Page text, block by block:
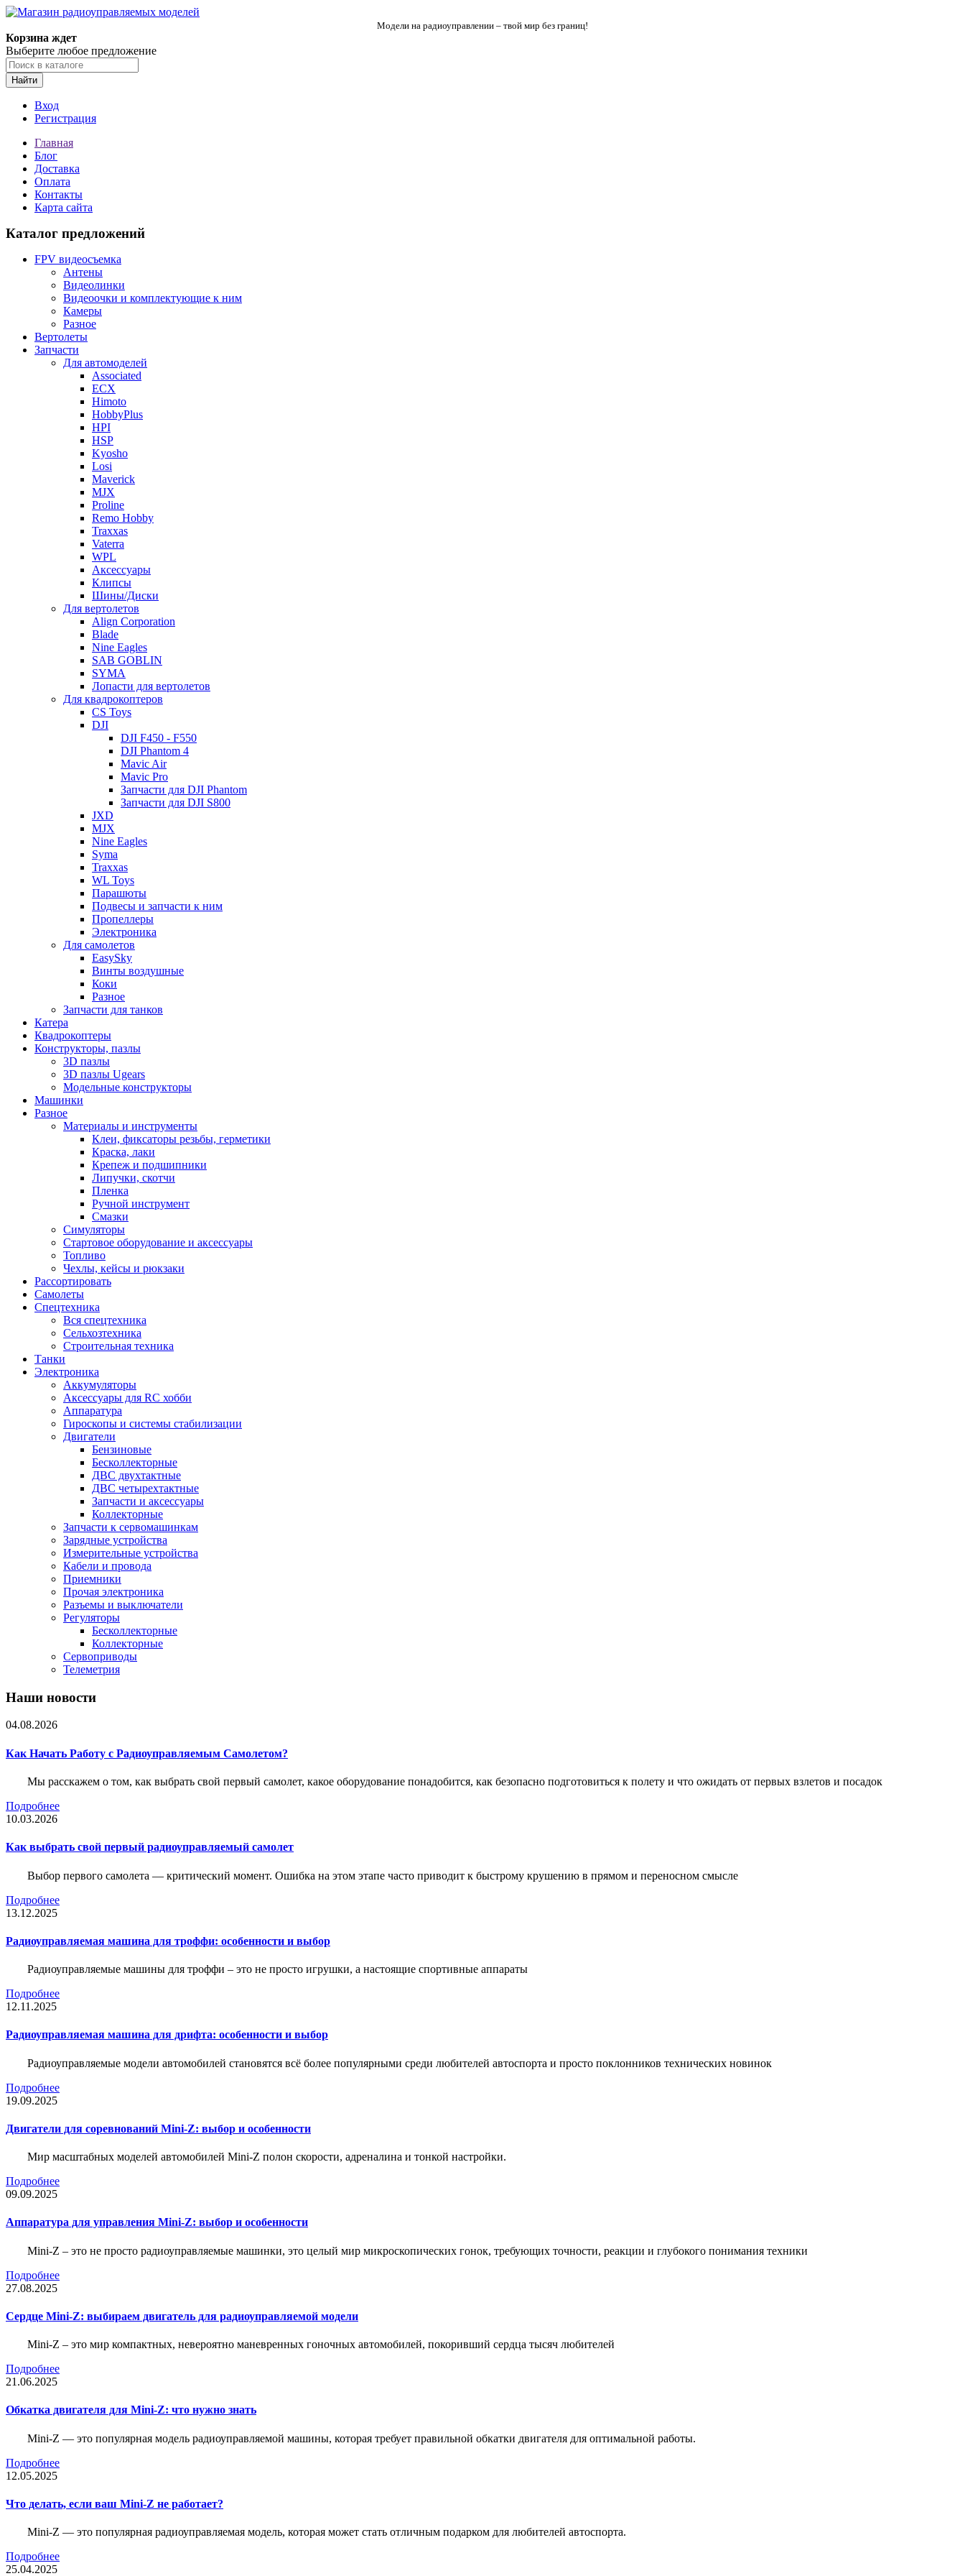
Модели на радиоуправлении – твой мир без границ!
Корзина ждет
Выберите любое предложение
Найти
Вход
Регистрация
Главная
Блог
Доставка
Оплата
Контакты
Карта сайта
Каталог предложений
FPV видеосъемка
Антены
Видеолинки
Видеоочки и комплектующие к ним
Камеры
Разное
Вертолеты
Запчасти
Для автомоделей
Associated
ECX
Himoto
HobbyPlus
HPI
HSP
Kyosho
Losi
Maverick
MJX
Proline
Remo Hobby
Traxxas
Vaterra
WPL
Аксессуары
Клипсы
Шины/Диски
Для вертолетов
Align Corporation
Blade
Nine Eagles
SAB GOBLIN
SYMA
Лопасти для вертолетов
Для квадрокоптеров
CS Toys
DJI
DJI F450 - F550
DJI Phantom 4
Mavic Air
Mavic Pro
Запчасти для DJI Phantom
Запчасти для DJI S800
JXD
MJX
Nine Eagles
Syma
Traxxas
WL Toys
Парашюты
Подвесы и запчасти к ним
Пропеллеры
Электроника
Для самолетов
EasySky
Винты воздушные
Коки
Разное
Запчасти для танков
Катера
Квадрокоптеры
Конструкторы, пазлы
3D пазлы
3D пазлы Ugears
Модельные конструкторы
Машинки
Разное
Материалы и инструменты
Клеи, фиксаторы резьбы, герметики
Краска, лаки
Крепеж и подшипники
Липучки, скотчи
Пленка
Ручной инструмент
Смазки
Симуляторы
Стартовое оборудование и аксессуары
Топливо
Чехлы, кейсы и рюкзаки
Рассортировать
Самолеты
Спецтехника
Вся спецтехника
Сельхозтехника
Строительная техника
Танки
Электроника
Аккумуляторы
Аксессуары для RC хобби
Аппаратура
Гироскопы и системы стабилизации
Двигатели
Бензиновые
Бесколлекторные
ДВС двухтактные
ДВС четырехтактные
Запчасти и аксессуары
Коллекторные
Запчасти к сервомашинкам
Зарядные устройства
Измерительные устройства
Кабели и провода
Приемники
Прочая электроника
Разъемы и выключатели
Регуляторы
Бесколлекторные
Коллекторные
Сервоприводы
Телеметрия
Наши новости
04.08.2026
Как Начать Работу с Радиоуправляемым Самолетом?
Мы расскажем о том, как выбрать свой первый самолет, какое оборудование понадобится, как безопасно подготовиться к полету и что ожидать от первых взлетов и посадок
Подробнее
10.03.2026
Как выбрать свой первый радиоуправляемый самолет
Выбор первого самолета — критический момент. Ошибка на этом этапе часто приводит к быстрому крушению в прямом и переносном смысле
Подробнее
13.12.2025
Радиоуправляемая машина для троффи: особенности и выбор
Радиоуправляемые машины для троффи – это не просто игрушки, а настоящие спортивные аппараты
Подробнее
12.11.2025
Радиоуправляемая машина для дрифта: особенности и выбор
Радиоуправляемые модели автомобилей становятся всё более популярными среди любителей автоспорта и просто поклонников технических новинок
Подробнее
19.09.2025
Двигатели для соревнований Mini-Z: выбор и особенности
Мир масштабных моделей автомобилей Mini-Z полон скорости, адреналина и тонкой настройки.
Подробнее
09.09.2025
Аппаратура для управления Mini-Z: выбор и особенности
Mini-Z – это не просто радиоуправляемые машинки, это целый мир микроскопических гонок, требующих точности, реакции и глубокого понимания техники
Подробнее
27.08.2025
Сердце Mini-Z: выбираем двигатель для радиоуправляемой модели
Mini-Z – это мир компактных, невероятно маневренных гоночных автомобилей, покоривший сердца тысяч любителей
Подробнее
21.06.2025
Обкатка двигателя для Mini-Z: что нужно знать
Mini-Z — это популярная модель радиоуправляемой машины, которая требует правильной обкатки двигателя для оптимальной работы.
Подробнее
12.05.2025
Что делать, если ваш Mini-Z не работает?
Mini-Z — это популярная радиоуправляемая модель, которая может стать отличным подарком для любителей автоспорта.
Подробнее
25.04.2025